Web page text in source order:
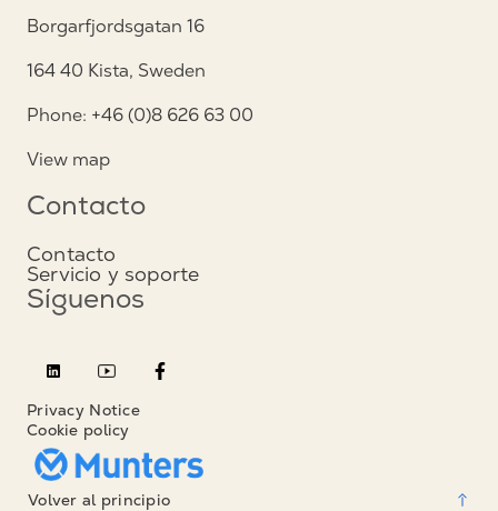
Borgarfjordsgatan 16
164 40 Kista, Sweden
Phone: +46 (0)8 626 63 00
View map
Contacto
Contacto
Servicio y soporte
Síguenos
Privacy Notice
Cookie policy
Volver al principio